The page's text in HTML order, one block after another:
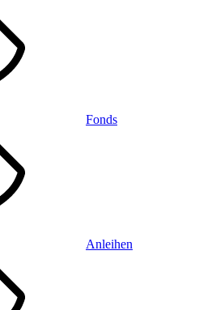
Fonds
Anleihen